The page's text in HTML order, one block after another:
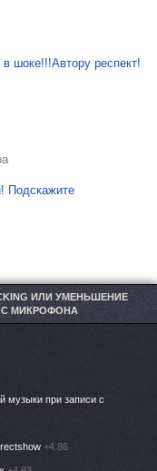
шоке!!!Автору респект!
Подскажите
ИЛИ УМЕНЬШЕНИЕ
МИКРОФОНА
музыки при записи с
+4.86